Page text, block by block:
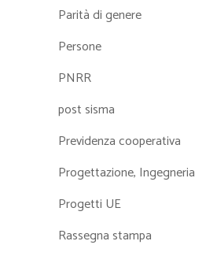
Parità di genere
Persone
PNRR
post sisma
Previdenza cooperativa
Progettazione, Ingegneria
Progetti UE
Rassegna stampa